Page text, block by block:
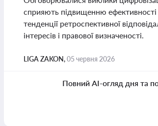
сприяють підвищенню ефективності
тенденції ретроспективної
інтересів і правової визначеності.
LIGA ZAKON,05 червня 2026
Повний AI-огляд дня та